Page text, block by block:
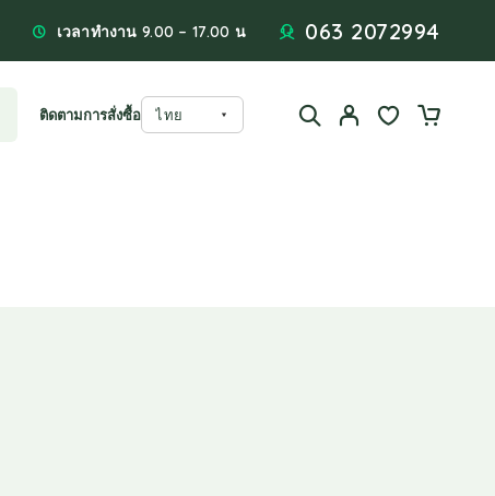
เวลาทำงาน 9.00 – 17.00 น 063 2072994
ติดตามการสั่งซื้อ